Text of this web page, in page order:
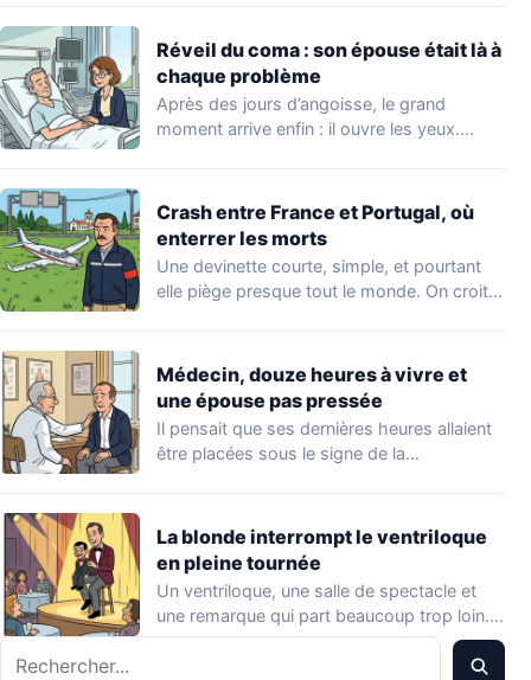
Réveil du coma : son épouse était là à
chaque problème
Après des jours d’angoisse, le grand
moment arrive enfin : il ouvre les yeux.…
Crash entre France et Portugal, où
enterrer les morts
Une devinette courte, simple, et pourtant
elle piège presque tout le monde. On croit…
Médecin, douze heures à vivre et
une épouse pas pressée
Il pensait que ses dernières heures allaient
être placées sous le signe de la…
La blonde interrompt le ventriloque
en pleine tournée
Un ventriloque, une salle de spectacle et
une remarque qui part beaucoup trop loin.…
Rechercher